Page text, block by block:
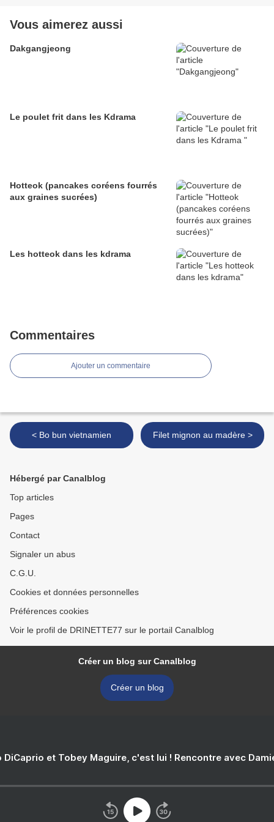
Vous aimerez aussi
Dakgangjeong
Le poulet frit dans les Kdrama
Hotteok (pancakes coréens fourrés
aux graines sucrées)
Les hotteok dans les kdrama
Commentaires
Ajouter un commentaire
< Bo bun vietnamien Filet mignon au madère >
Hébergé par Canalblog
Top articles
Pages
Contact
Signaler un abus
C.G.U.
Cookies et données personnelles
Préférences cookies
Voir le profil de DRINETTE77 sur le portail Canalblog
Créer un blog sur Canalblog
Créer un blog
DiCaprio et Tobey Maguire, c'est lui ! Rencontre avec